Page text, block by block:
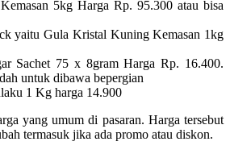
5kg Harga Rp. 95.300 atau bisa
yaitu Gula Kristal Kuning Kemasan 1kg
Sachet 75 x 8gram Harga Rp. 16.400.
untuk dibawa bepergian
1 Kg harga 14.900
yang umum di pasaran. Harga tersebut
termasuk jika ada promo atau diskon.